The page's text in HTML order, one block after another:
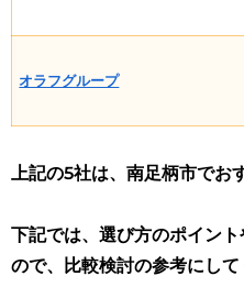
オラフグループ
上記の5社は、南足柄市でお
下記では、選び方のポイン
ので、比較検討の参考にして